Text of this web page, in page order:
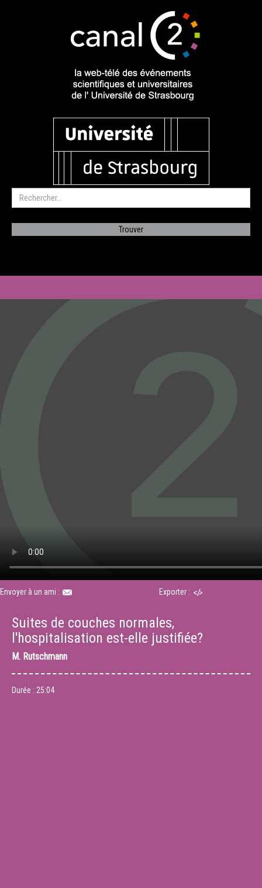
Envoyer à un ami : Exporter :
Suites de couches normales,
l'hospitalisation est-elle justifiée?
M. Rutschmann
Durée : 25:04